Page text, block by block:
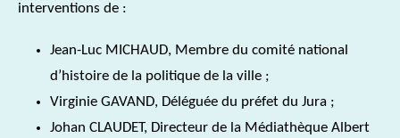
interventions de :
Jean-Luc MICHAUD, Membre du comité national
d’histoire de la politique de la ville ;
Virginie GAVAND, Déléguée du préfet du Jura ;
Johan CLAUDET, Directeur de la Médiathèque Albert